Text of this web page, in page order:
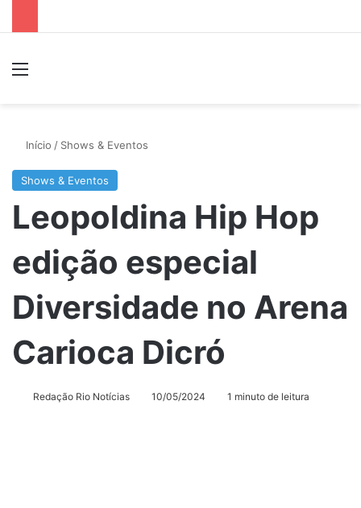
Início / Shows & Eventos
Shows & Eventos
Leopoldina Hip Hop
edição especial
Diversidade no Arena
Carioca Dicró
Redação Rio Notícias 10/05/2024 1 minuto de leitura